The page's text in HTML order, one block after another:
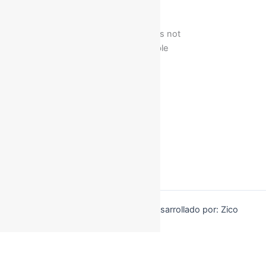
Copyright © 2026 YAMAZU | Desarrollado por: Zico